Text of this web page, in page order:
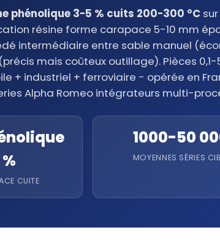
phénolique 3-5 % cuits 200-300 °Csur
résine forme carapace 5-10 mm
intermédiaire entre sable manuel
mais coûteux outillage). Pièces 0,1-
+ industriel + ferroviaire - opérée en
Alpha Romeo intégrateurs multi-
CUITE
1000-50
MOYENNES SÉRIES